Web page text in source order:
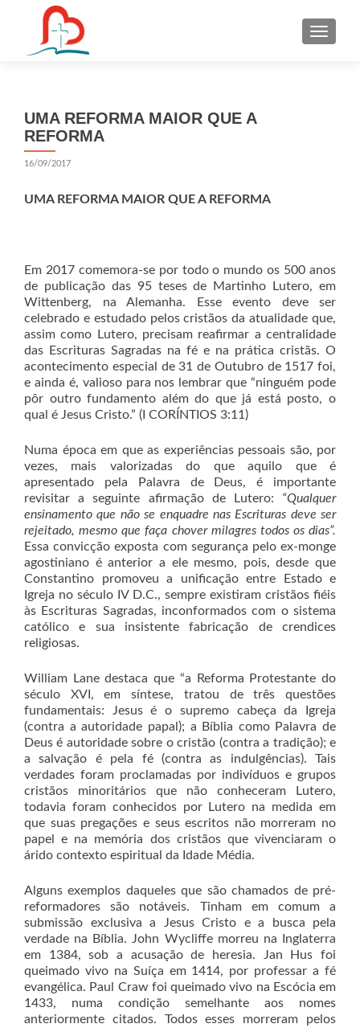
UMA REFORMA MAIOR QUE A
REFORMA
16/09/2017
UMA REFORMA MAIOR QUE A REFORMA
Em 2017 comemora-se por todo o mundo os 500 anos
de publicação das 95 teses de Martinho Lutero, em
Wittenberg, na Alemanha. Esse evento deve ser
celebrado e estudado pelos cristãos da atualidade que,
assim como Lutero, precisam reafirmar a centralidade
das Escrituras Sagradas na fé e na prática cristãs. O
acontecimento especial de 31 de Outubro de 1517 foi,
e ainda é, valioso para nos lembrar que “ninguém pode
pôr outro fundamento além do que já está posto, o
qual é Jesus Cristo.” (I CORÍNTIOS 3:11)
Numa época em que as experiências pessoais são, por
vezes, mais valorizadas do que aquilo que é
apresentado pela Palavra de Deus, é importante
revisitar a seguinte afirmação de Lutero: “Qualquer
ensinamento que não se enquadre nas Escrituras deve ser
rejeitado, mesmo que faça chover milagres todos os dias”.
Essa convicção exposta com segurança pelo ex-monge
agostiniano é anterior a ele mesmo, pois, desde que
Constantino promoveu a unificação entre Estado e
Igreja no século IV D.C., sempre existiram cristãos fiéis
às Escrituras Sagradas, inconformados com o sistema
católico e sua insistente fabricação de crendices
religiosas.
William Lane destaca que “a Reforma Protestante do
século XVI, em síntese, tratou de três questões
fundamentais: Jesus é o supremo cabeça da Igreja
(contra a autoridade papal); a Bíblia como Palavra de
Deus é autoridade sobre o cristão (contra a tradição); e
a salvação é pela fé (contra as indulgências). Tais
verdades foram proclamadas por indivíduos e grupos
cristãos minoritários que não conheceram Lutero,
todavia foram conhecidos por Lutero na medida em
que suas pregações e seus escritos não morreram no
papel e na memória dos cristãos que vivenciaram o
árido contexto espiritual da Idade Média.
Alguns exemplos daqueles que são chamados de pré-
reformadores são notáveis. Tinham em comum a
submissão exclusiva a Jesus Cristo e a busca pela
verdade na Bíblia. John Wycliffe morreu na Inglaterra
em 1384, sob a acusação de heresia. Jan Hus foi
queimado vivo na Suíça em 1414, por professar a fé
evangélica. Paul Craw foi queimado vivo na Escócia em
1433, numa condição semelhante aos nomes
anteriormente citados. Todos esses morreram pelos